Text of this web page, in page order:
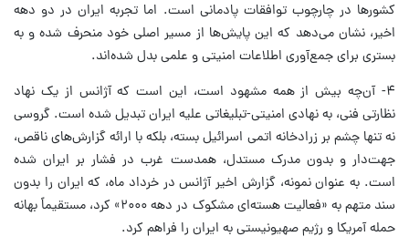
کشورها در چارچوب توافقات پادمانی است. اما تجربه ایران در دو دهه
اخیر، نشان می‌دهد که این پایش‌ها از مسیر اصلی خود منحرف شده و به
بستری برای جمع‌آوری اطلاعات امنیتی و علمی بدل شده‌اند.
۴- آن‌چه بیش از همه مشهود است، این است که آژانس از یک نهاد
نظارتی فنی، به نهادی امنیتی-تبلیغاتی علیه ایران تبدیل شده است. گروسی
نه تنها چشم بر زرادخانه اتمی اسرائیل بسته، بلکه با ارائه گزارش‌های ناقص،
جهت‌دار و بدون مدرک مستدل، همدست غرب در فشار بر ایران شده
است. به عنوان نمونه، گزارش اخیر آژانس در خرداد ماه، که ایران را بدون
سند متهم به «فعالیت هسته‌ای مشکوک در دهه ۲۰۰۰» کرد، مستقیماً بهانه
حمله آمریکا و رژیم صهیونیستی به ایران را فراهم کرد.